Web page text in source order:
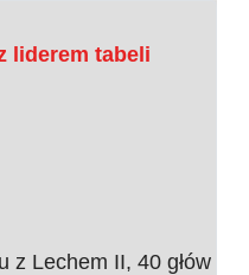
liderem tabeli
z Lechem II, 40 głów